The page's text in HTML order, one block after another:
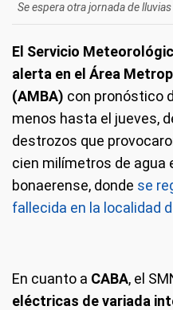
Se espera otra jornada de
El Servicio
alerta en el Área
(AMBA) con pronóstico
menos hasta el jueves,
destrozos que
cien milímetros de agua
bonaerense, donde se
fallecida en la localidad
En cuanto a CABA, el
eléctricas de variada